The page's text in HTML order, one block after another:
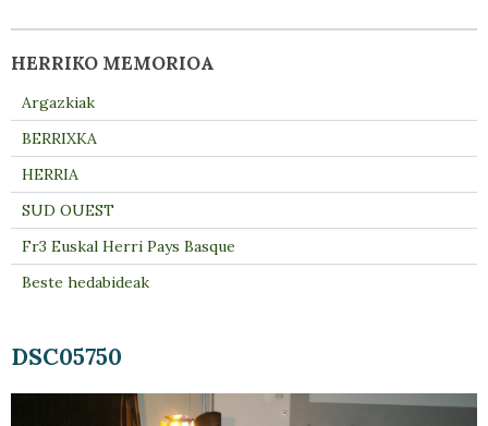
DSC05750
HERRIKO MEMORIOA
Argazkiak
BERRIXKA
HERRIA
SUD OUEST
Fr3 Euskal Herri Pays Basque
Beste hedabideak